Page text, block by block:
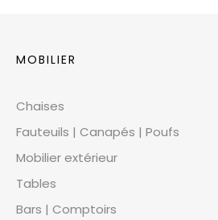
MOBILIER
Chaises
Fauteuils | Canapés | Poufs
Mobilier extérieur
Tables
Bars | Comptoirs